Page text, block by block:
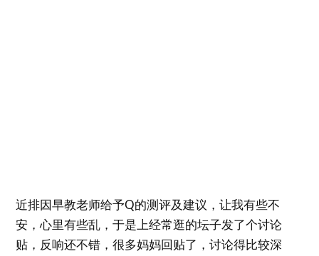
近排因早教老师给予Q的测评及建议，让我有些不
安，心里有些乱，于是上经常逛的坛子发了个讨论
贴，反响还不错，很多妈妈回贴了，讨论得比较深